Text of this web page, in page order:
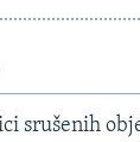
srušenih